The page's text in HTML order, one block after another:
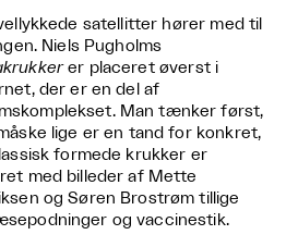
satellitter hører med til
Niels Pugholms
er placeret øverst i
der er en del af
Man tænker først,
lige er en tand for konkret,
formede krukker er
med billeder af Mette
og Søren Brostrøm tillige
og vaccinestik.